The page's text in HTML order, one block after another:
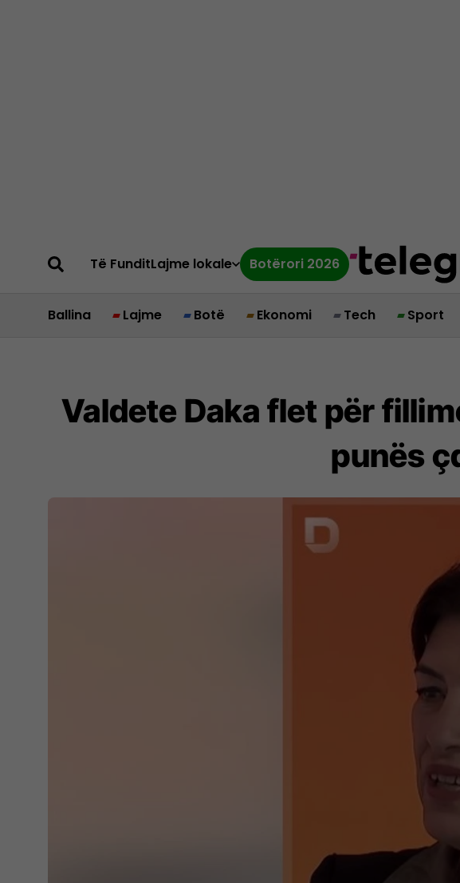
Të FunditLajme lokale Botërori 2026
Ballina Lajme Botë Ekonomi Tech Sport
Valdete Daka flet për
punës